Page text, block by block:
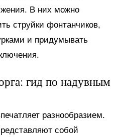
В них можно
струйки фонтанчиков,
и придумывать
гид по надувным
разнообразием.
собой